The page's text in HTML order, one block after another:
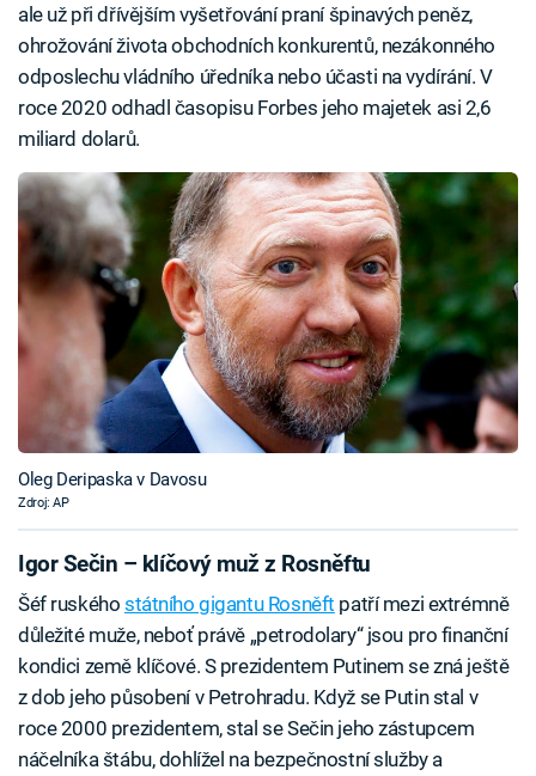
ale už při dřívějším vyšetřování praní špinavých peněz,
ohrožování života obchodních konkurentů, nezákonného
odposlechu vládního úředníka nebo účasti na vydírání. V
roce 2020 odhadl časopisu Forbes jeho majetek asi 2,6
miliard dolarů.
Oleg Deripaska v Davosu
Zdroj: AP
Igor Sečin – klíčový muž z Rosněftu
Šéf ruského státního gigantu Rosněft patří mezi extrémně
důležité muže, neboť právě „petrodolary“ jsou pro finanční
kondici země klíčové. S prezidentem Putinem se zná ještě
z dob jeho působení v Petrohradu. Když se Putin stal v
roce 2000 prezidentem, stal se Sečin jeho zástupcem
náčelníka štábu, dohlížel na bezpečnostní služby a